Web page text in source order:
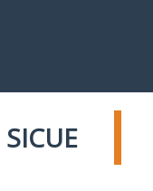
SICUE